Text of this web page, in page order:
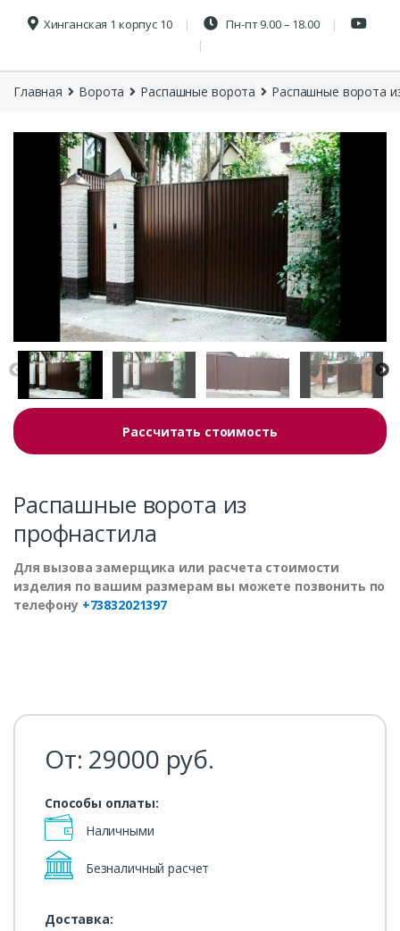
Хинганская 1 корпус 10 Пн-пт 9.00 – 18.00
Главная Ворота Распашные ворота Распашные ворота
Рассчитать стоимость
Распашные ворота из
профнастила
Для вызова замерщика или расчета стоимости
изделия по вашим размерам вы можете позвонить по
телефону +73832021397
От: 29000 руб.
Способы оплаты:
Наличными
Безналичный расчет
Доставка: